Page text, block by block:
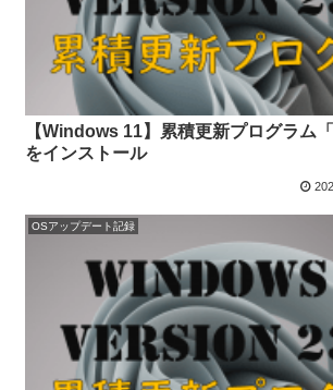
【Windows 11】累積更新プログラム
をインストール
OSアップデート記録